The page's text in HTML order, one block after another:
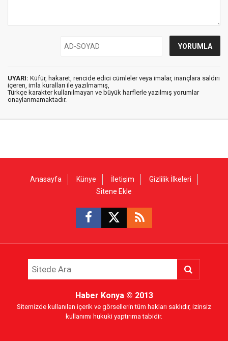
UYARI: Küfür, hakaret, rencide edici cümleler veya imalar, inançlara saldırı
içeren, imla kuralları ile yazılmamış,
Türkçe karakter kullanılmayan ve büyük harflerle yazılmış yorumlar
onaylanmamaktadır.
Anasayfa Künye İletişim
Gizlilik İlkeleri
Sitene Ekle
Haber Konya© 2013
Sitemizde kullanılan içerik ve görsellerin tüm hakları saklıdır, izinsiz
kullanımı hukuki yaptırıma tabidir.